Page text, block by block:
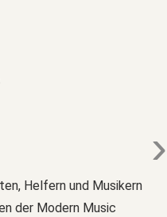
›
Helfern und Musikern
der Modern Music